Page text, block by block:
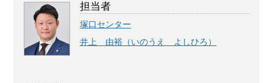
担当者
塚口センター
井上 由裕（いのうえ よしひろ）